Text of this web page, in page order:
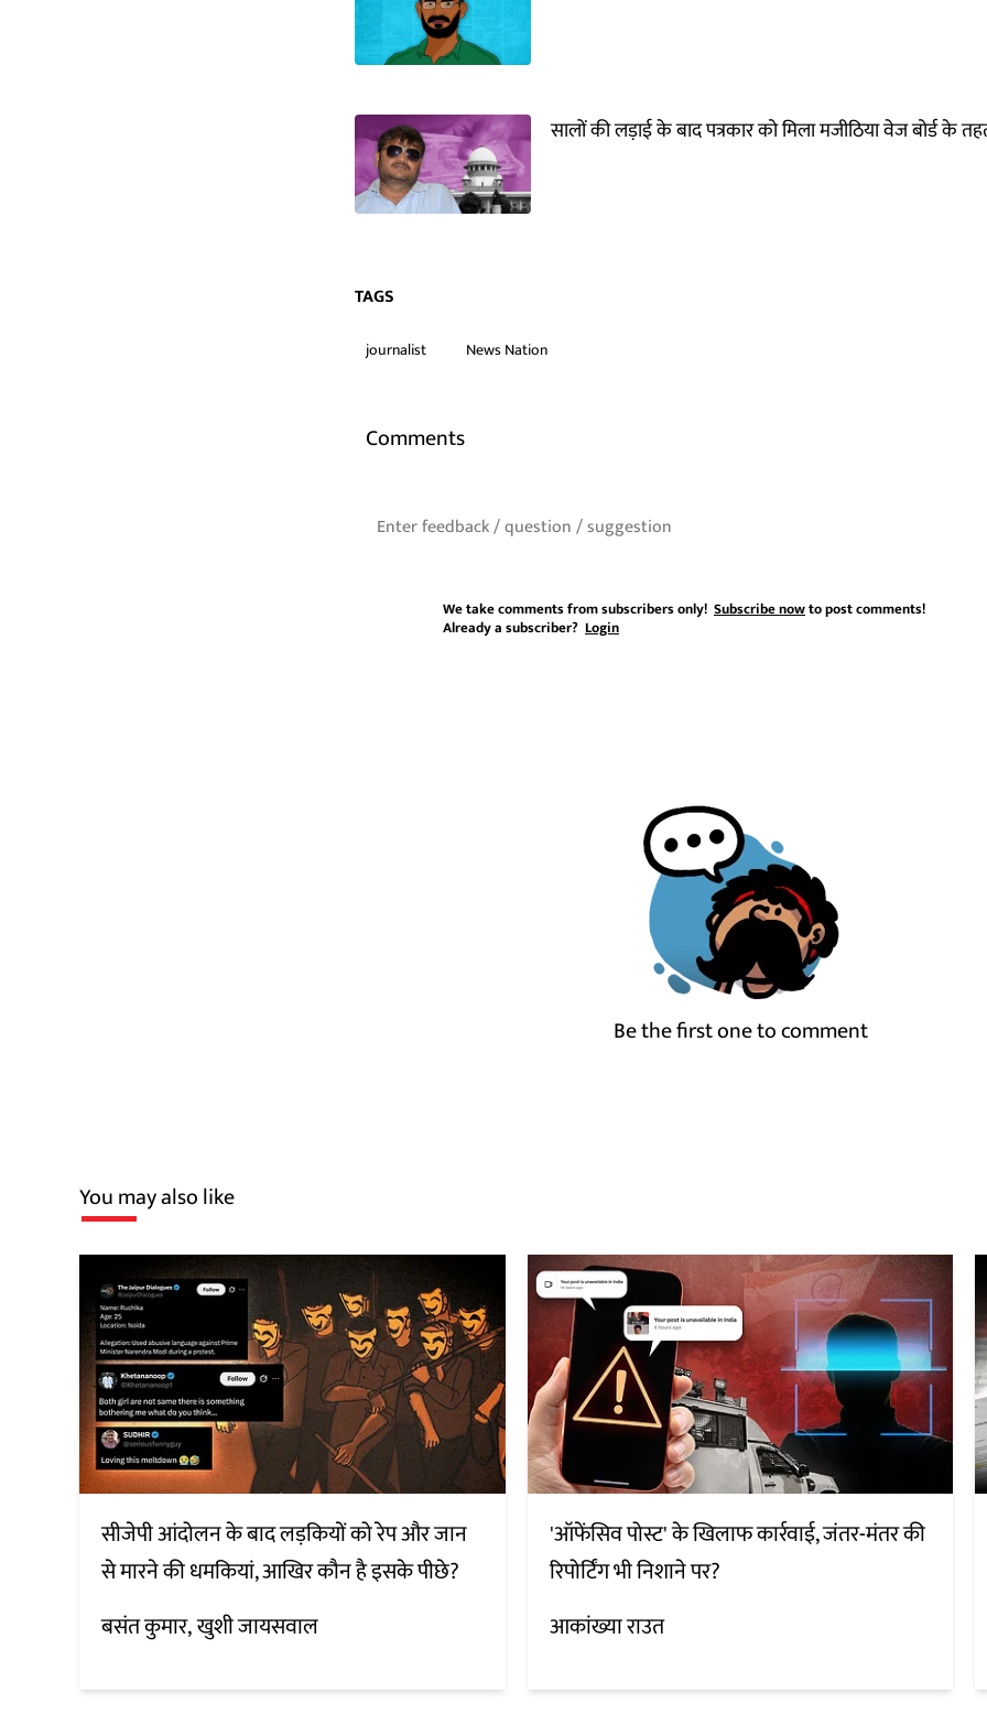
सालों की लड़ाई के बाद पत्रकार को मिला मजीठिया वेज बोर्ड के
TAGS
journalist News Nation
Comments
We take comments from subscribers only! Subscribe nowto post comments!
Already a subscriber? Login
Be the first one to comment
You may also like
सीजेपी आंदोलन के बाद लड़कियों को रेप और जान
से मारने की धमकियां, आखिर कौन है इसके पीछे?
बसंत कुमार खुशी जायसवाल
'ऑफेंसिव पोस्ट' के खिलाफ कार्रवाई, जंतर-मंतर की
रिपोर्टिंग भी निशाने पर?
आकांख्या राउत